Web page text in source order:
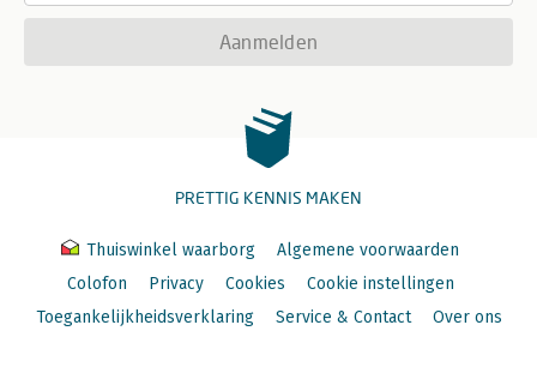
Aanmelden
PRETTIG KENNIS MAKEN
Thuiswinkel waarborg
Algemene voorwaarden
Colofon
Privacy Cookies
Cookie instellingen
Toegankelijkheidsverklaring
Service & Contact Over ons